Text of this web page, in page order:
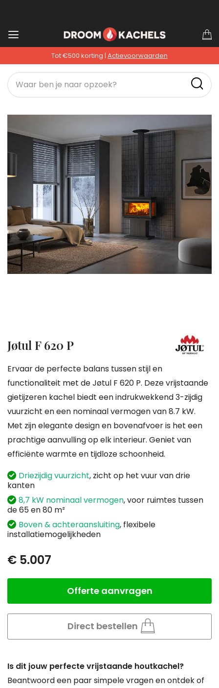
Ga
inhoud
Tot €500 korting | Actievoorwaarden
naar
het
van
afbeeldingen-
gallerij
Ga
naar
het
begin
van
de
afbeeldingen-
gallerij
Jøtul F 620 P
Ervaar de perfecte balans tussen stijl en
functionaliteit met de Jøtul F 620 P. Deze vrijstaande
gietijzeren kachel biedt een indrukwekkend 3-zijdig
vuurzicht en een nominaal vermogen van 8.7 kW.
Met zijn elegante design en bovenafvoer is het een
prachtige aanvulling op elk interieur. Geniet van
efficiënte warmte en tijdloze schoonheid.
Driezijdig vuurzicht, zicht op het vuur van drie
kanten
8,7 kW nominaal vermogen, voor ruimtes tussen
de 65 en 80 m²
Boven & achteraansluiting, flexibele
installatiemogelijkheden
€ 5.007
Direct bestellen
Offerte aanvragen
Is dit jouw perfecte vrijstaande houtkachel?
Beantwoord een paar simpele vragen en ontdek of